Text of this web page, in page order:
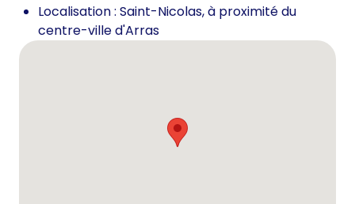
Localisation : Saint-Nicolas, à proximité du
centre-ville d'Arras